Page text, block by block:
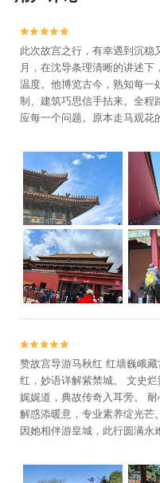


此次故宫之行，有幸遇到沉稳
月，在沈导条理清晰的讲述
温度。他博览古今，熟知每一
制、建筑巧思信手拈来。全程
应每一个问题。原本走马观花
化之旅，由衷感谢沈导的一路


赞故宫导游马秋红 红墙巍峨
红，妙语详解紫禁城。 文史
娓娓道，典故传奇入耳旁。
解惑添暖意，专业素养绽光芒
因她相伴游皇城，此行圆满永